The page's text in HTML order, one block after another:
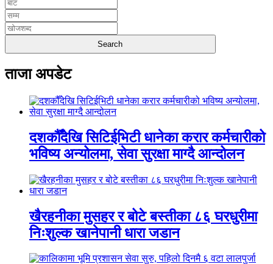
ताजा अपडेट
दशकौँदेखि सिटिईभिटी धानेका करार कर्मचारीको
भविष्य अन्योलमा, सेवा सुरक्षा माग्दै आन्दोलन
खैरहनीका मुसहर र बोटे बस्तीका ८६ घरधुरीमा
निःशुल्क खानेपानी धारा जडान